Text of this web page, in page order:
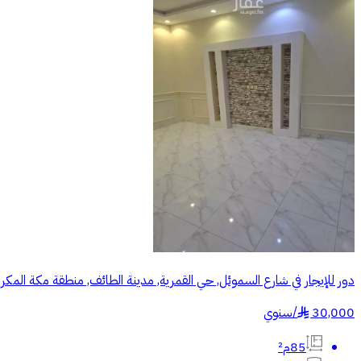
دور للإيجار في شارع السموئل, حي القمرية, مدينة الطائف, منطقة مكة
30,000
§
/سنوي
85م²